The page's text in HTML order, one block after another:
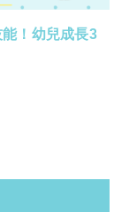
！幼兒成長3